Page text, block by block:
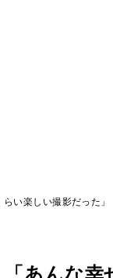
い楽しい撮影だった」
あんな幸